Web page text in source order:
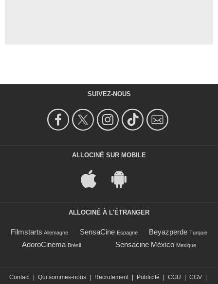
SUIVEZ-NOUS
ALLOCINÉ SUR MOBILE
ALLOCINÉ À L'ÉTRANGER
Filmstarts Allemagne SensaCine Espagne Beyazperde Turquie
AdoroCinema Brésil Sensacine México Mexique
Contact Qui sommes-nous Recrutement Publicité CGU CGV